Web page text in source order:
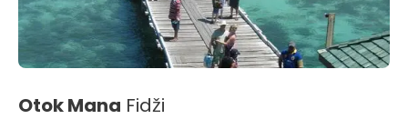
Otok Mana Fidži